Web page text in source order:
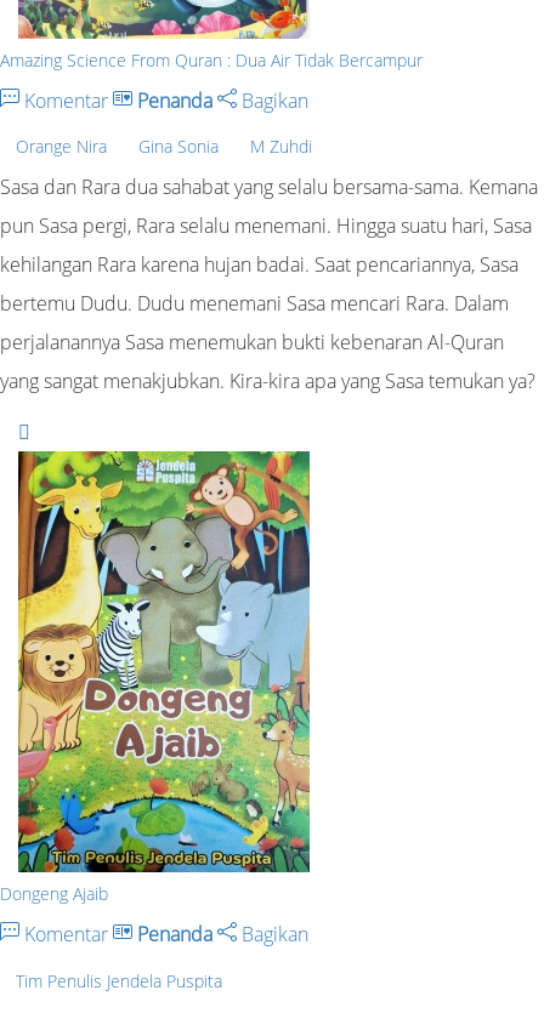
Amazing Science From Quran : Dua Air Tidak Bercampur
Komentar Penanda Bagikan
Orange Nira Gina Sonia M Zuhdi
Sasa dan Rara dua sahabat yang selalu bersama-sama. Kemana
pun Sasa pergi, Rara selalu menemani. Hingga suatu hari, Sasa
kehilangan Rara karena hujan badai. Saat pencariannya, Sasa
bertemu Dudu. Dudu menemani Sasa mencari Rara. Dalam
perjalanannya Sasa menemukan bukti kebenaran Al-Quran
yang sangat menakjubkan. Kira-kira apa yang Sasa temukan ya?
Dongeng Ajaib
Komentar Penanda Bagikan
Tim Penulis Jendela Puspita